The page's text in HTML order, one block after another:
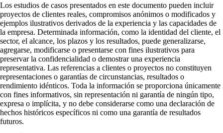
Los estudios de casos presentados en este documento pueden incluir
proyectos de clientes reales, compromisos anónimos o modificados y
ejemplos ilustrativos derivados de la experiencia y las capacidades de
la empresa. Determinada información, como la identidad del cliente, el
sector, el alcance, los plazos y los resultados, puede generalizarse,
agregarse, modificarse o presentarse con fines ilustrativos para
preservar la confidencialidad o demostrar una experiencia
representativa. Las referencias a clientes o proyectos no constituyen
representaciones o garantías de circunstancias, resultados o
rendimiento idénticos. Toda la información se proporciona únicamente
con fines informativos, sin representación ni garantía de ningún tipo,
expresa o implícita, y no debe considerarse como una declaración de
hechos históricos específicos ni como una garantía de resultados
futuros.